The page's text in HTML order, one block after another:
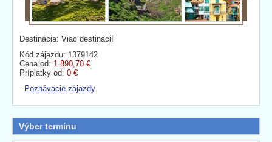
Destinácia: Viac destinácií
Kód zájazdu: 1379142
Cena od: 1 890,70 €
Príplatky od: 0 €
- Poznávacie zájazdy
Výber termínu